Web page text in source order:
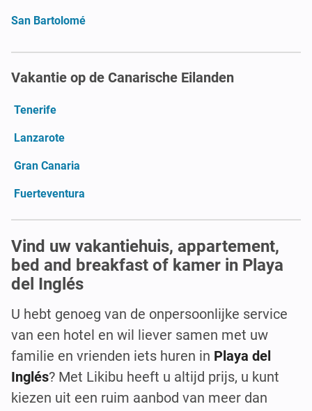
San Bartolomé
Vakantie op de Canarische Eilanden
Tenerife
Lanzarote
Gran Canaria
Fuerteventura
Vind uw vakantiehuis, appartement,
bed and breakfast of kamer in Playa
del Inglés
U hebt genoeg van de onpersoonlijke service
van een hotel en wil liever samen met uw
familie en vrienden iets huren in Playa del
Inglés? Met Likibu heeft u altijd prijs, u kunt
kiezen uit een ruim aanbod van meer dan